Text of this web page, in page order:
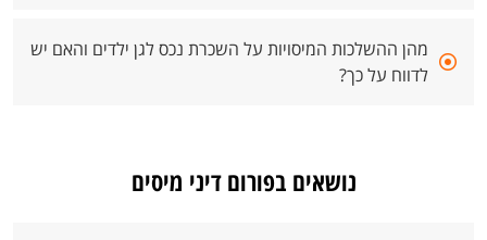
מהן ההשלכות המיסויות על השכרת נכס לגן ילדים והאם יש
לדווח על כך?
נושאים בפורום דיני מיסים